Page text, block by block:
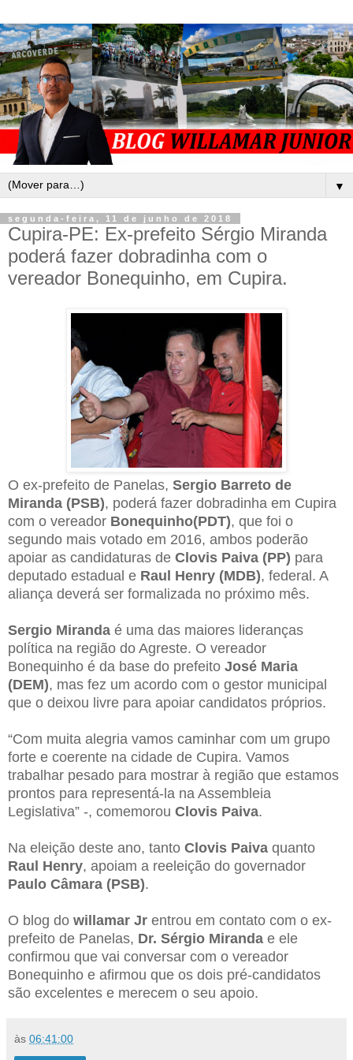
▼
segunda-feira, 11 de junho de 2018
Cupira-PE: Ex-prefeito Sérgio Miranda
poderá fazer dobradinha com o
vereador Bonequinho, em Cupira.
O ex-prefeito de Panelas, Sergio Barreto de
Miranda (PSB), poderá fazer dobradinha em Cupira
com o vereador Bonequinho(PDT), que foi o
segundo mais votado em 2016, ambos poderão
apoiar as candidaturas de Clovis Paiva (PP) para
deputado estadual e Raul Henry (MDB), federal. A
aliança deverá ser formalizada no próximo mês.
Sergio Miranda é uma das maiores lideranças
política na região do Agreste. O vereador
Bonequinho é da base do prefeito José Maria
(DEM), mas fez um acordo com o gestor municipal
que o deixou livre para apoiar candidatos próprios.
“Com muita alegria vamos caminhar com um grupo
forte e coerente na cidade de Cupira. Vamos
trabalhar pesado para mostrar à região que estamos
prontos para representá-la na Assembleia
Legislativa” -, comemorou Clovis Paiva.
Na eleição deste ano, tanto Clovis Paiva quanto
Raul Henry, apoiam a reeleição do governador
Paulo Câmara (PSB).
O blog do willamar Jr entrou em contato com o ex-
prefeito de Panelas, Dr. Sérgio Miranda e ele
confirmou que vai conversar com o vereador
Bonequinho e afirmou que os dois pré-candidatos
são excelentes e merecem o seu apoio.
às 06:41:00